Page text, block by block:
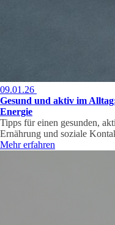
09.01.26
Gesund und aktiv im
Energie
Tipps für einen gesunden,
Ernährung und soziale
Mehr erfahren